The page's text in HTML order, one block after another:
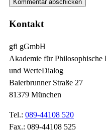
Kontakt
gfi gGmbH
Akademie für Philosophische
und WerteDialog
Baierbrunner Straße 27
81379 München
Tel.: 089-44108 520
Fax.: 089-44108 525